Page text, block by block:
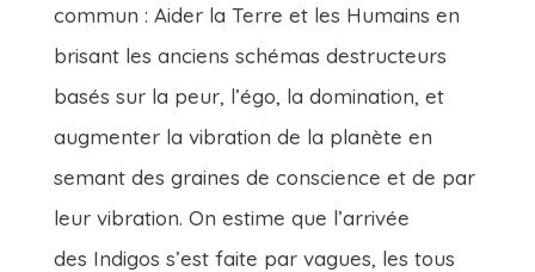
commun : Aider la Terre et les Humains en
brisant les anciens schémas destructeurs
basés sur la peur, l’égo, la domination, et
augmenter la vibration de la planète en
semant des graines de conscience et de par
leur vibration. On estime que l’arrivée
des Indigos s’est faite par vagues, les tous